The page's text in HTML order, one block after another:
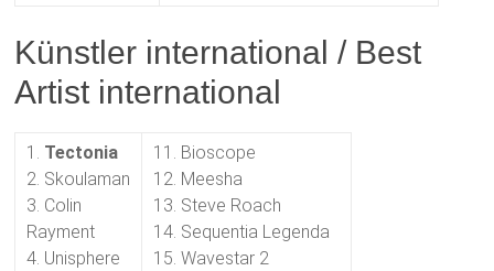
Künstler international / Best
Artist international
1. Tectonia
2. Skoulaman
3. Colin
Rayment
4. Unisphere
11. Bioscope
12. Meesha
13. Steve Roach
14. Sequentia Legenda
15. Wavestar 2